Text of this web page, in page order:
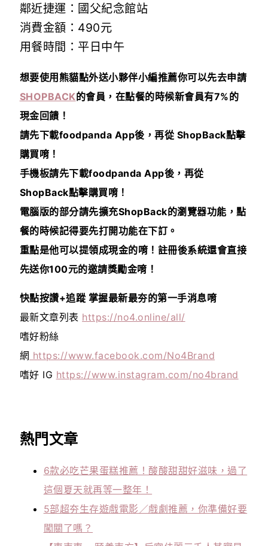
鄰近捷運：國父紀念館站
消費金額：490元
用餐時間：平日中午
想要使用熊貓點外送小夥伴小編推薦你可以先去申請
SHOPBACK的會員，在點餐的時候新會員有7%的
現金回饋！
請先下載foodpanda App後，再從 ShopBack點擊
購買唷！
手機板請先下載foodpanda App後，再從
ShopBack點擊購買唷！
電腦版的部分請先擴充ShopBack的瀏覽器功能，點
餐的時候記得要先打開功能在下訂。
重點是他可以提領成現金的唷！註冊後系統還會直接
先送你100元的邀請獎勵金唷！
快點按讚+追蹤 掌握最新最夯的第一手消息唷
最新文章列表 https://no4.online/all/
嗜好粉絲
網 https://www.facebook.com/No4Brand
嗜好 IG https://www.instagram.com/no4brand
熱門文章
6款必吃芒果蛋糕推薦！酸酸甜甜好滋味，過了
這個夏天就再等一整年！
5部超夯生存遊戲電影／戲劇推薦，你準備好要
闖關了嗎？